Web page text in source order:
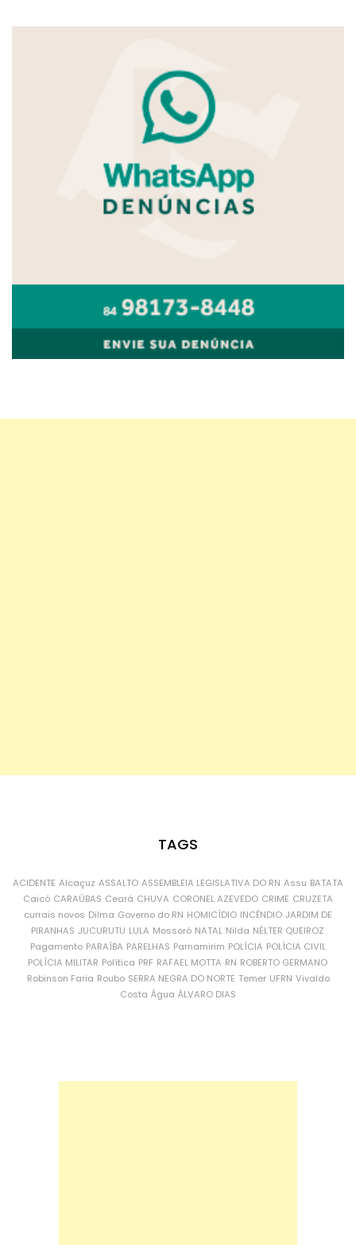
TAGS
ACIDENTE Alcaçuz ASSALTO ASSEMBLEIA LEGISLATIVA DO RN Assu BATATA
Caicó CARAÚBAS Ceará CHUVA CORONEL AZEVEDO CRIME CRUZETA
currais novos Dilma Governo do RN HOMICÍDIO INCÊNDIO JARDIM DE
PIRANHAS JUCURUTU LULA Mossoró NATAL Nilda NÉLTER QUEIROZ
Pagamento PARAÍBA PARELHAS Parnamirim POLÍCIA POLÍCIA CIVIL
POLÍCIA MILITAR Política PRF RAFAEL MOTTA RN ROBERTO GERMANO
Robinson Faria Roubo SERRA NEGRA DO NORTE Temer UFRN Vivaldo
Costa Água ÁLVARO DIAS